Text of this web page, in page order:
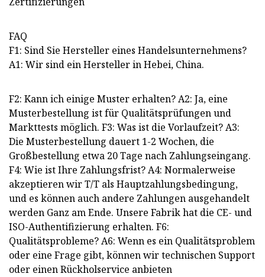
FAQ
F1: Sind Sie Hersteller eines Handelsunternehmens?
A1: Wir sind ein Hersteller in Hebei, China.
F2: Kann ich einige Muster erhalten? A2: Ja, eine
Musterbestellung ist für Qualitätsprüfungen und
Markttests möglich. F3: Was ist die Vorlaufzeit? A3:
Die Musterbestellung dauert 1-2 Wochen, die
Großbestellung etwa 20 Tage nach Zahlungseingang.
F4: Wie ist Ihre Zahlungsfrist? A4: Normalerweise
akzeptieren wir T/T als Hauptzahlungsbedingung,
und es können auch andere Zahlungen ausgehandelt
werden Ganz am Ende. Unsere Fabrik hat die CE- und
ISO-Authentifizierung erhalten. F6:
Qualitätsprobleme? A6: Wenn es ein Qualitätsproblem
oder eine Frage gibt, können wir technischen Support
oder einen Rückholservice anbieten